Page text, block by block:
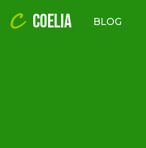
COELIA BLOG